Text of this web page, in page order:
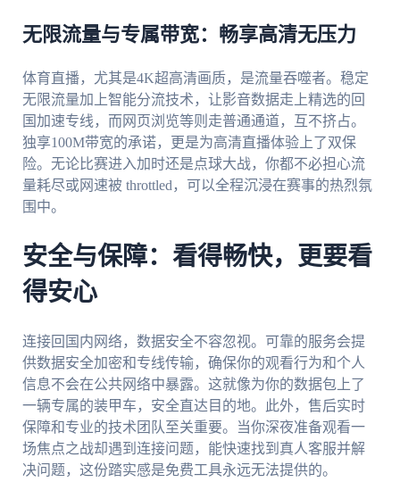
无限流量与专属带宽：畅享高清无压力
体育直播，尤其是4K超高清画质，是流量吞噬者。稳定
无限流量加上智能分流技术，让影音数据走上精选的回
国加速专线，而网页浏览等则走普通通道，互不挤占。
独享100M带宽的承诺，更是为高清直播体验上了双保
险。无论比赛进入加时还是点球大战，你都不必担心流
量耗尽或网速被 throttled，可以全程沉浸在赛事的热烈氛
围中。
安全与保障：看得畅快，更要看
得安心
连接回国内网络，数据安全不容忽视。可靠的服务会提
供数据安全加密和专线传输，确保你的观看行为和个人
信息不会在公共网络中暴露。这就像为你的数据包上了
一辆专属的装甲车，安全直达目的地。此外，售后实时
保障和专业的技术团队至关重要。当你深夜准备观看一
场焦点之战却遇到连接问题，能快速找到真人客服并解
决问题，这份踏实感是免费工具永远无法提供的。